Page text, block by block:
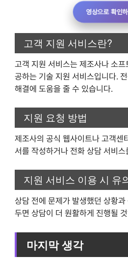
영상으로 확인하
고객 지원 서비스란?
고객 지원 서비스는 제조사나 소
공하는 기술 지원 서비스입니다.
해결에 도움을 줄 수 있습니다.
지원 요청 방법
제조사의 공식 웹사이트나 고객센
서를 작성하거나 전화 상담 서비
지원 서비스 이용 시 유
상담 전에 문제가 발생했던 상황과
두면 상담이 더 원활하게 진행될
마지막 생각